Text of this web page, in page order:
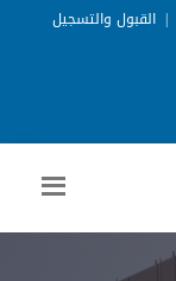
| القبول والتسجيل